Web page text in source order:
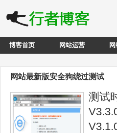
博客首页 网站运营
网站最新版安全狗绕过测试
测试